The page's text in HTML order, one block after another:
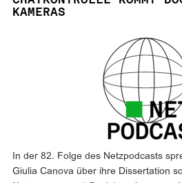
KAMERAS
In der 82. Folge des Netzpodcasts
Giulia Canova über ihre Dissertation